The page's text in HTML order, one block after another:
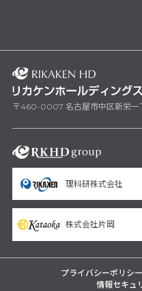
〒460-0007 名古屋市中区新栄一
理科研株式会社
株式会社片岡
プライバシーポリシー
情報セキュ